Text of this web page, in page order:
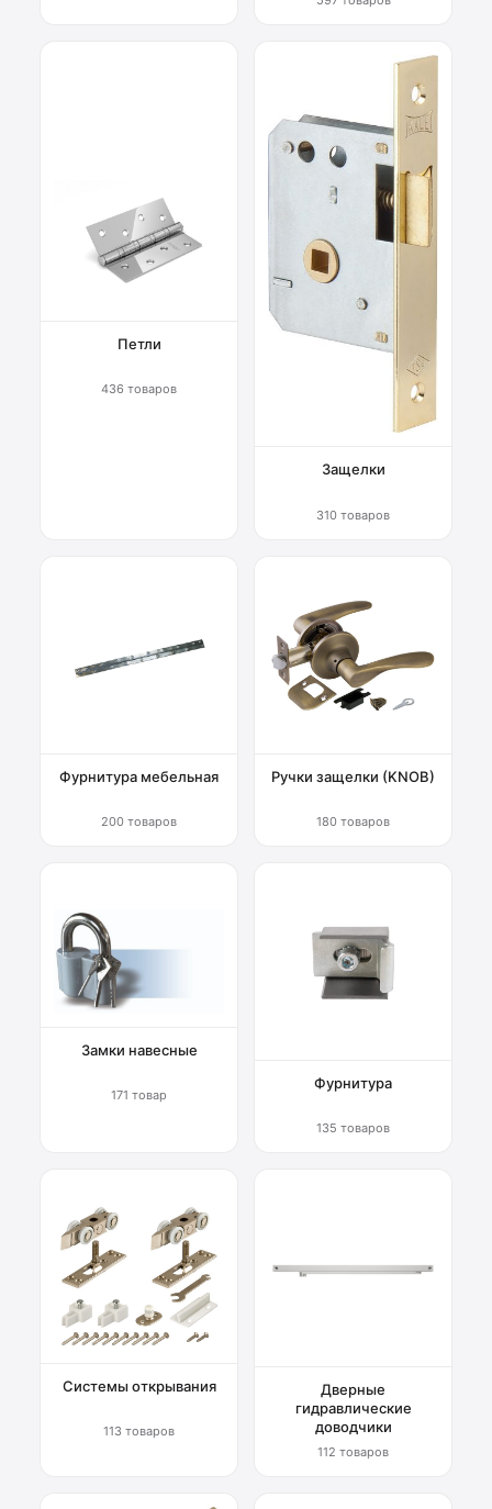
Петли
436 товаров
Защелки
310 товаров
Фурнитура мебельная
200 товаров
Ручки защелки (KNOB)
180 товаров
Замки навесные
171 товар
Фурнитура
135 товаров
Системы открывания
113 товаров
Дверные
гидравлические
доводчики
112 товаров